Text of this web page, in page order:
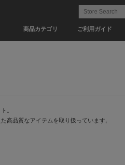
商品カテゴリ ご利用ガイド
。
高品質なアイテムを取り扱っています。